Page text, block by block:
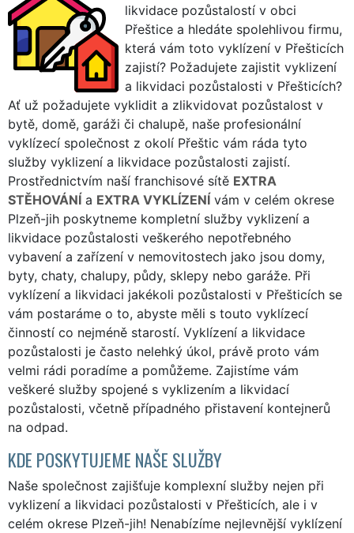
likvidace pozůstalostí v obci
Přeštice a hledáte spolehlivou firmu,
která vám toto vyklízení v Přešticích
zajistí? Požadujete zajistit vyklizení
a likvidaci pozůstalosti v Přešticích?
Ať už požadujete vyklidit a zlikvidovat pozůstalost v
bytě, domě, garáži či chalupě, naše profesionální
vyklízecí společnost z okolí Přeštic vám ráda tyto
služby vyklizení a likvidace pozůstalosti zajistí.
Prostřednictvím naší franchisové sítě EXTRA
STĚHOVÁNÍ a EXTRA VYKLÍZENÍ vám v celém okrese
Plzeň-jih poskytneme kompletní služby vyklizení a
likvidace pozůstalosti veškerého nepotřebného
vybavení a zařízení v nemovitostech jako jsou domy,
byty, chaty, chalupy, půdy, sklepy nebo garáže. Při
vyklízení a likvidaci jakékoli pozůstalosti v Přešticích se
vám postaráme o to, abyste měli s touto vyklízecí
činností co nejméně starostí. Vyklízení a likvidace
pozůstalosti je často nelehký úkol, právě proto vám
velmi rádi poradíme a pomůžeme. Zajistíme vám
veškeré služby spojené s vyklizením a likvidací
pozůstalosti, včetně případného přistavení kontejnerů
na odpad.
KDE POSKYTUJEME NAŠE SLUŽBY
Naše společnost zajišťuje komplexní služby nejen při
vyklizení a likvidaci pozůstalosti v Přešticích, ale i v
celém okrese Plzeň-jih! Nenabízíme nejlevnější vyklízení